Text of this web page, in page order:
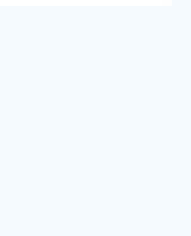
tan solo